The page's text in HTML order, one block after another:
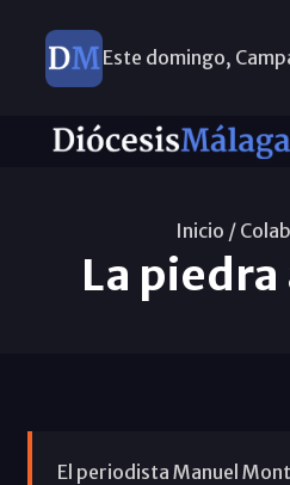
Este domingo,
Inicio /
La
El periodista Manuel